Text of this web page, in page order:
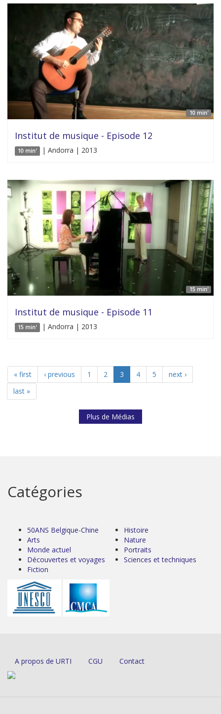
10 min'
Institut de musique - Episode 12
10 min' | Andorra | 2013
15 min'
Institut de musique - Episode 11
15 min' | Andorra | 2013
« first ‹ previous 1 2 3 4 5
next ›
last »
Plus de Médias
Catégories
50ANS Belgique-Chine
Arts
Monde actuel
Découvertes et voyages
Fiction
Histoire
Nature
Portraits
Sciences et techniques
A propos de URTI CGU Contact